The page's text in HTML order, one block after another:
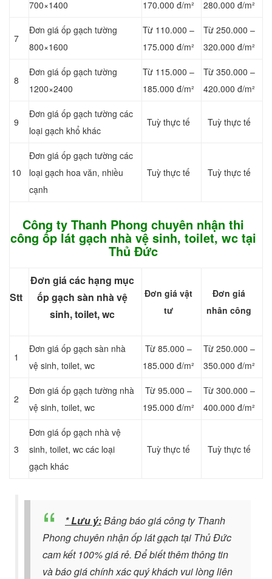
700×1400 170.000 đ/m² 280.000 đ/m²
7
Đơn giá ốp gạch tường
800×1600
Từ 110.000 –
175.000 đ/m²
Từ 250.000 –
320.000 đ/m²
8
Đơn giá ốp gạch tường
1200×2400
Từ 115.000 –
185.000 đ/m²
Từ 350.000 –
420.000 đ/m²
9
Đơn giá ốp gạch tường các
loại gạch khổ khác
Tuỳ thực tế Tuỳ thực tế
10
Đơn giá ốp gạch tường các
loại gạch hoa văn, nhiều
cạnh
Tuỳ thực tế Tuỳ thực tế
Công ty Thanh Phong chuyên nhận thi
công ốp lát gạch nhà vệ sinh, toilet, wc tại
Thủ Đức
Stt
Đơn giá các hạng mục
ốp gạch sàn nhà vệ
sinh, toilet, wc
Đơn giá vật
tư
Đơn giá
nhân công
1
Đơn giá ốp gạch sàn nhà
vệ sinh, toilet, wc
Từ 85.000 –
185.000 đ/m²
Từ 250.000 –
350.000 đ/m²
2
Đơn giá ốp gạch tường nhà
vệ sinh, toilet, wc
Từ 95.000 –
195.000 đ/m²
Từ 300.000 –
400.000 đ/m²
3
Đơn giá ốp gạch nhà vệ
sinh, toilet, wc các loại
gạch khác
Tuỳ thực tế Tuỳ thực tế
* Lưu ý:Bảng báo giá công ty Thanh
Phong chuyên nhận ốp lát gạch tại Thủ Đức
cam kết 100% giá rẻ. Để biết thêm thông tin
và báo giá chính xác quý khách vui lòng liên